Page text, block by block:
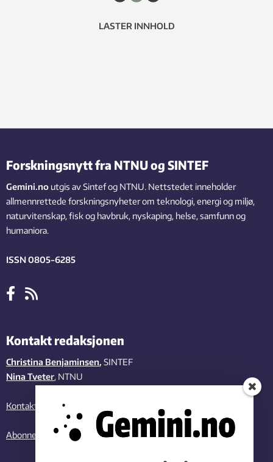
LASTER INNHOLD
Forskningsnytt fra NTNU og SINTEF
Gemini.no utgis av Sintef og NTNU. Nettstedet inneholder
allmennrettede forskningsnyheter om teknologi, energi og miljø,
naturvitenskap, fisk og havbruk, nyskaping, helse, samfunn og
humaniora.
ISSN 0805-6285
Kontakt redaksjonen
Christina Benjaminsen, SINTEF
Nina Tveter, NTNU
Kontakt oss
Abonner på vårt nyhetsbrev